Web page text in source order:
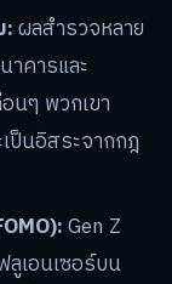
:ผลสำรวจหลาย
าคารและ
นๆ พวกเขา
ป็นอิสระจากกฎ
Gen Z
เอนเซอร์บน